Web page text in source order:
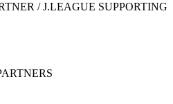
/ J.LEAGUE SUPPORTING